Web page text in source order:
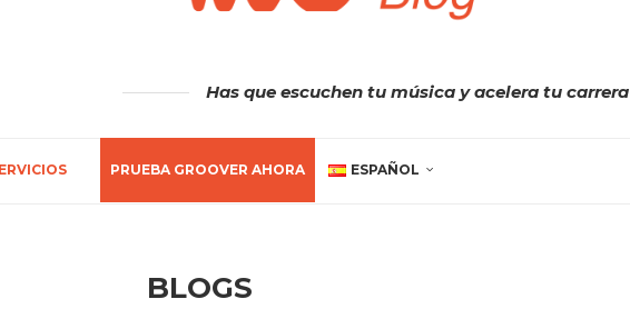
Has que escuchen tu música y acelera tu carrera
PRUEBA GROOVER AHORA ESPAÑOL
BLOGS